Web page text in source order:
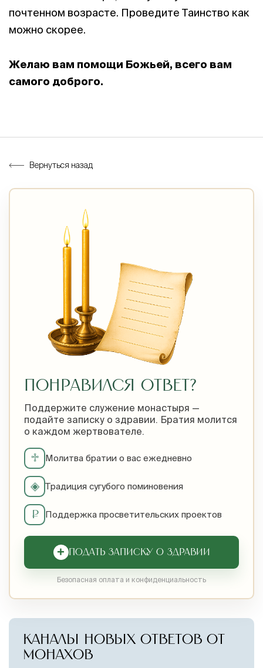
почтенном возрасте. Проведите Таинство как
можно скорее.
Желаю вам помощи Божьей, всего вам
самого доброго.
Вернуться назад
ПОНРАВИЛСЯ ОТВЕТ?
Поддержите служение монастыря —
подайте записку о здравии. Братия молится
о каждом жертвователе.
♱ Молитва братии о вас ежедневно
◈ Традиция сугубого поминовения
₽ Поддержка просветительских проектов
+ ПОДАТЬ ЗАПИСКУ О ЗДРАВИИ
Безопасная оплата и конфиденциальность
КАНАЛЫ НОВЫХ ОТВЕТОВ ОТ
МОНАХОВ